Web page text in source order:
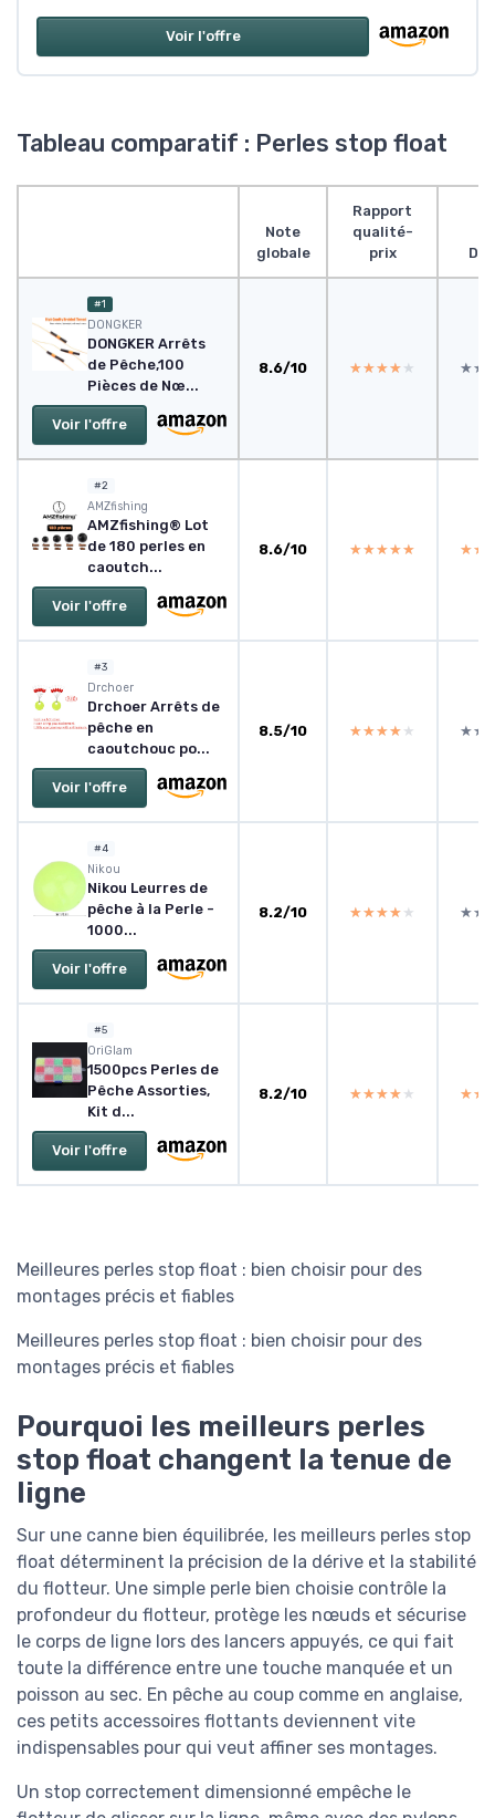
Voir l'offre
Tableau comparatif : Perles stop float
Note
globale
Rapport
qualité-
prix
#1
‎DONGKER
DONGKER Arrêts
de Pêche,100
Pièces de Nœ...
Voir l'offre
8.6/10 ★★★★★
★★★★★
#2
‎AMZfishing
AMZfishing® Lot
de 180 perles en
caoutch...
Voir l'offre
8.6/10 ★★★★★
★★★★★
#3
Drchoer
Drchoer Arrêts de
pêche en
caoutchouc po...
Voir l'offre
8.5/10 ★★★★★
★★★★★
#4
Nikou
Nikou Leurres de
pêche à la Perle -
1000...
Voir l'offre
8.2/10 ★★★★★
★★★★★
#5
OriGlam
1500pcs Perles de
Pêche Assorties,
Kit d...
Voir l'offre
8.2/10 ★★★★★
★★★★★
Meilleures perles stop float : bien choisir pour des
montages précis et fiables
Meilleures perles stop float : bien choisir pour des
montages précis et fiables
Pourquoi les meilleurs perles
stop float changent la tenue de
ligne
Sur une canne bien équilibrée, les meilleurs perles stop
float déterminent la précision de la dérive et la stabilité
du flotteur. Une simple perle bien choisie contrôle la
profondeur du flotteur, protège les nœuds et sécurise
le corps de ligne lors des lancers appuyés, ce qui fait
toute la différence entre une touche manquée et un
poisson au sec. En pêche au coup comme en anglaise,
ces petits accessoires flottants deviennent vite
indispensables pour qui veut affiner ses montages.
Un stop correctement dimensionné empêche le